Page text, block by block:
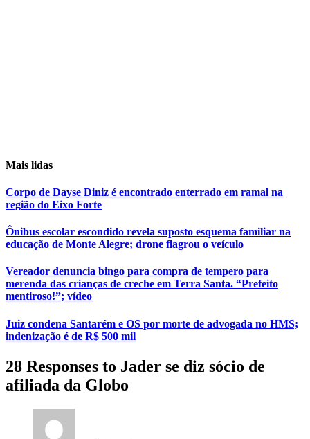
Mais lidas
Corpo de Dayse Diniz é encontrado enterrado em ramal na
região do Eixo Forte
Ônibus escolar escondido revela suposto esquema familiar na
educação de Monte Alegre; drone flagrou o veículo
Vereador denuncia bingo para compra de tempero para
merenda das crianças de creche em Terra Santa. “Prefeito
mentiroso!”; vídeo
Juiz condena Santarém e OS por morte de advogada no HMS;
indenização é de R$ 500 mil
28 Responses to Jader se diz sócio de
afiliada da Globo